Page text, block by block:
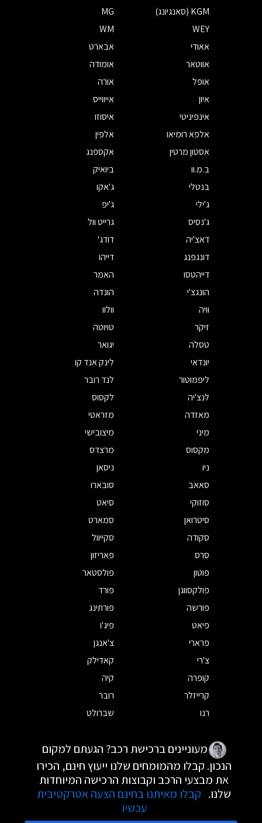
KGM (סאנגיונג)
MG
WEY
WM
אאודי
אבארט
אווטאר
אומודה
אופל
אורה
איון
אייווייס
אינפיניטי
איסוזו
אלפא רומיאו
אלפין
אסטון מרטין
אקספנג
ב.מ.וו
ביואיק
בנטלי
ג'אקו
ג'ילי
ג'יפ
ג'נסיס
גרייט וול
דאצ'יה
דודג'
דונגפנג
דייהו
דייהטסו
האמר
הונגצ'י
הונדה
וויה
וולוו
זיקר
טויוטה
טסלה
יגואר
יונדאי
לינק אנד קו
ליפמוטור
לנד רובר
לנצ'יה
לקסוס
מאזדה
מזראטי
מיני
מיצובישי
מקסוס
מרצדס
ניו
ניסאן
סאאב
סובארו
סוזוקי
סיאט
סיטרואן
סמארט
סקודה
סקייוול
סרס
פאריזון
פוטון
פולסטאר
פולקסווגן
פורד
פורשה
פורתינג
פיאט
פיג'ו
פרארי
צ'אנגן
צ'רי
קאדילק
קופרה
קיה
קרייזלר
רובר
רנו
שברולט
מעוניינים ברכישת רכב? הגעתם למקום
הנכון. קבלו מהמומחים שלנו ייעוץ חינם, הכירו
את מבצעי הרכב וקבוצות הרכישה המיוחדות
שלנו. קבלו מאיתנו בחינם הצעה אטרקטיבית
עכשיו